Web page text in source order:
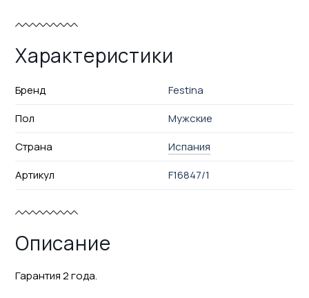
Характеристики
Бренд
Festina
Пол
Мужские
Страна
Испания
Артикул
F16847/1
Описание
Гарантия 2 года.